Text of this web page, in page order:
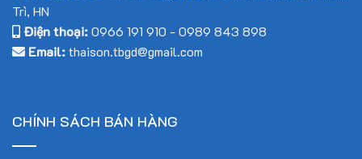
Trì, HN
Điện thoại:0966 191 910 -0989 843 898
Email:thaison.tbgd@gmail.com
CHÍNH SÁCH BÁN HÀNG